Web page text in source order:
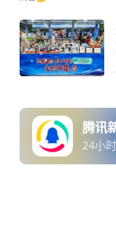
腾讯
24小